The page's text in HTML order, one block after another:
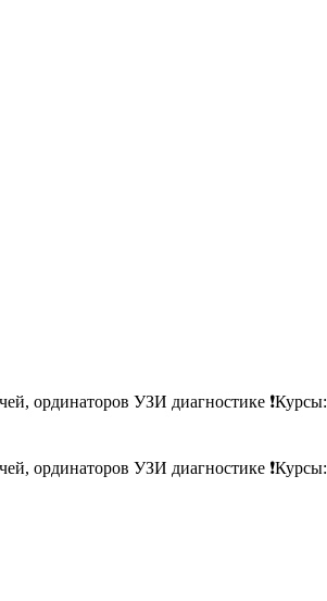
ординаторов УЗИ диагностике ❗️Курсы:
ординаторов УЗИ диагностике ❗️Курсы: